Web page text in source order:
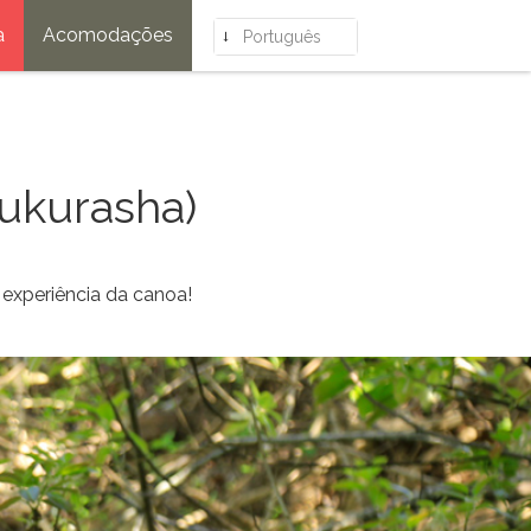
Acomodações Português
da canoa!